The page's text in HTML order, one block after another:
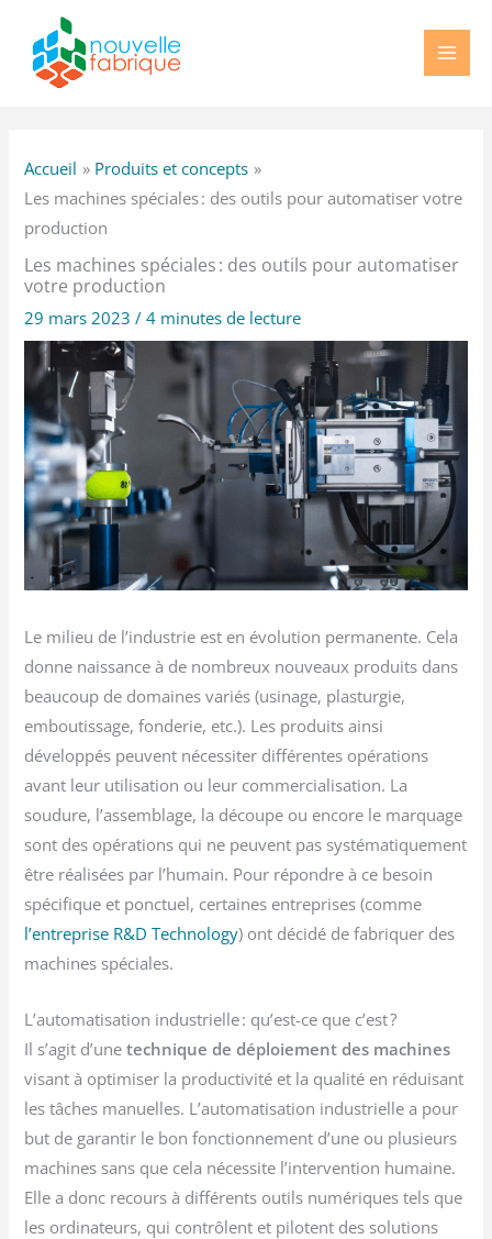
contenu
Accueil
Produits et concepts
Les machines spéciales : des outils pour automatiser votre
production
Les machines spéciales : des outils pour automatiser
votre production
29 mars 2023/4 minutes de lecture
Le milieu de l’industrie est en évolution permanente. Cela
donne naissance à de nombreux nouveaux produits dans
beaucoup de domaines variés (usinage, plasturgie,
emboutissage, fonderie, etc.). Les produits ainsi
développés peuvent nécessiter différentes opérations
avant leur utilisation ou leur commercialisation. La
soudure, l’assemblage, la découpe ou encore le marquage
sont des opérations qui ne peuvent pas systématiquement
être réalisées par l’humain. Pour répondre à ce besoin
spécifique et ponctuel, certaines entreprises (comme
l’entreprise R&D Technology) ont décidé de fabriquer des
machines spéciales.
L’automatisation industrielle : qu’est-ce que c’est ?
Il s’agit d’unetechnique de déploiement des machines
visant à optimiser la productivité et la qualité en réduisant
les tâches manuelles. L’automatisation industrielle a pour
but de garantir le bon fonctionnement d’une ou plusieurs
machines sans que cela nécessite l’intervention humaine.
Elle a donc recours à différents outils numériques tels que
les ordinateurs, qui contrôlent et pilotent des solutions